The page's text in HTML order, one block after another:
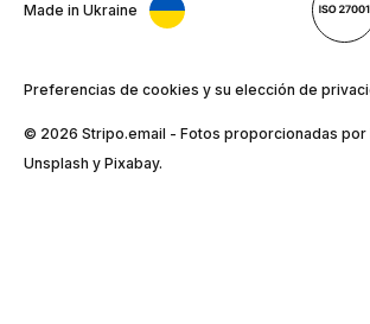
Made in Ukraine
Preferencias de cookies y su elección de
© 2026 Stripо.email - Fotos proporcionadas por
Unsplash y Pixabay.